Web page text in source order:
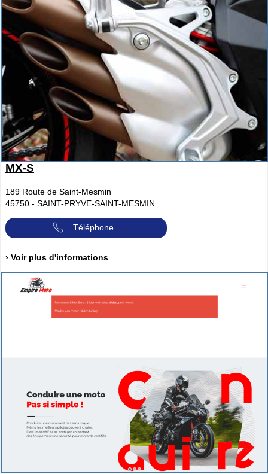
MX-S
189 Route de Saint-Mesmin
45750 - SAINT-PRYVE-SAINT-MESMIN
Téléphone
› Voir plus d'informations